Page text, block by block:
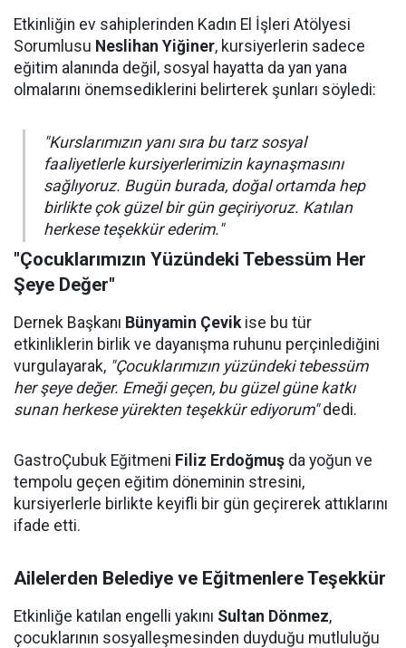
Etkinliğin ev sahiplerinden Kadın El İşleri Atölyesi
Sorumlusu Neslihan Yiğiner, kursiyerlerin sadece
eğitim alanında değil, sosyal hayatta da yan yana
olmalarını önemsediklerini belirterek şunları söyledi:
"Kurslarımızın yanı sıra bu tarz sosyal
faaliyetlerle kursiyerlerimizin kaynaşmasını
sağlıyoruz. Bugün burada, doğal ortamda hep
birlikte çok güzel bir gün geçiriyoruz. Katılan
herkese teşekkür ederim."
"Çocuklarımızın Yüzündeki Tebessüm Her
Şeye Değer"
Dernek Başkanı Bünyamin Çevikise bu tür
etkinliklerin birlik ve dayanışma ruhunu perçinlediğini
vurgulayarak, "Çocuklarımızın yüzündeki tebessüm
her şeye değer. Emeği geçen, bu güzel güne katkı
sunan herkese yürekten teşekkür ediyorum"dedi.
GastroÇubuk Eğitmeni Filiz Erdoğmuş da yoğun ve
tempolu geçen eğitim döneminin stresini,
kursiyerlerle birlikte keyifli bir gün geçirerek attıklarını
ifade etti.
Ailelerden Belediye ve Eğitmenlere Teşekkür
Etkinliğe katılan engelli yakını Sultan Dönmez,
çocuklarının sosyalleşmesinden duyduğu mutluluğu